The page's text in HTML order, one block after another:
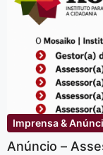
Imprensa &
Anúncio –